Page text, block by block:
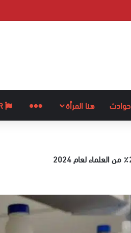
حوادث هنا المرأة المزيد